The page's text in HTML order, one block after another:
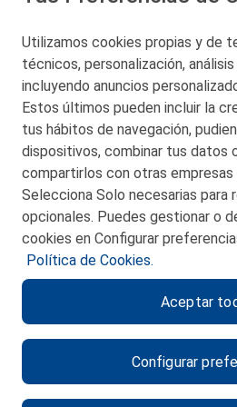
© 2026 Petronor
CONTACTO
MAPA WEB
POLITICA DE
POLITICA DE
CANAL DE
Utilizamos cookies propias y de
técnicos, personalización,
incluyendo anuncios
Estos últimos pueden incluir la
tus hábitos de navegación,
dispositivos, combinar tus datos
compartirlos con otras empresas
Selecciona Solo necesarias para
opcionales. Puedes gestionar o
cookies en Configurar
Política de Cookies.
Configurar
Aceptar